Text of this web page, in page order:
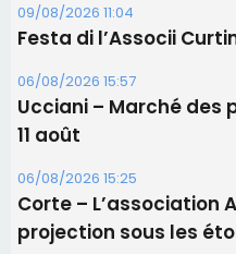
Les brèves
09/08/2026 16:04
Sénatoriales 2B –
sa candidature